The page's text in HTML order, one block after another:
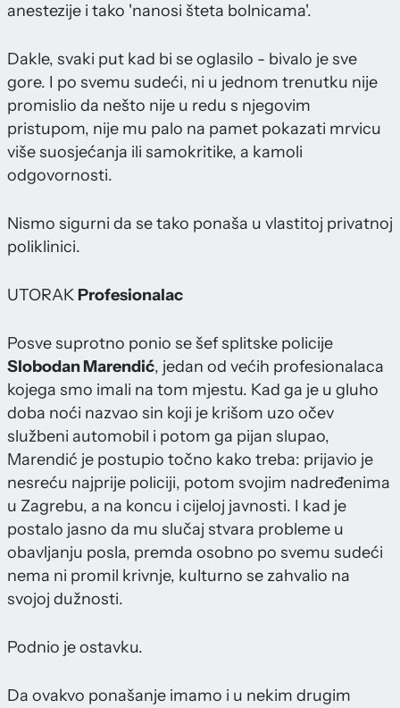
anestezije i tako 'nanosi šteta bolnicama'.
Dakle, svaki put kad bi se oglasilo - bivalo je sve
gore. I po svemu sudeći, ni u jednom trenutku nije
promislio da nešto nije u redu s njegovim
pristupom, nije mu palo na pamet pokazati mrvicu
više suosjećanja ili samokritike, a kamoli
odgovornosti.
Nismo sigurni da se tako ponaša u vlastitoj privatnoj
poliklinici.
UTORAK Profesionalac
Posve suprotno ponio se šef splitske policije
Slobodan Marendić, jedan od većih profesionalaca
kojega smo imali na tom mjestu. Kad ga je u gluho
doba noći nazvao sin koji je krišom uzo očev
službeni automobil i potom ga pijan slupao,
Marendić je postupio točno kako treba: prijavio je
nesreću najprije policiji, potom svojim nadređenima
u Zagrebu, a na koncu i cijeloj javnosti. I kad je
postalo jasno da mu slučaj stvara probleme u
obavljanju posla, premda osobno po svemu sudeći
nema ni promil krivnje, kulturno se zahvalio na
svojoj dužnosti.
Podnio je ostavku.
Da ovakvo ponašanje imamo i u nekim drugim